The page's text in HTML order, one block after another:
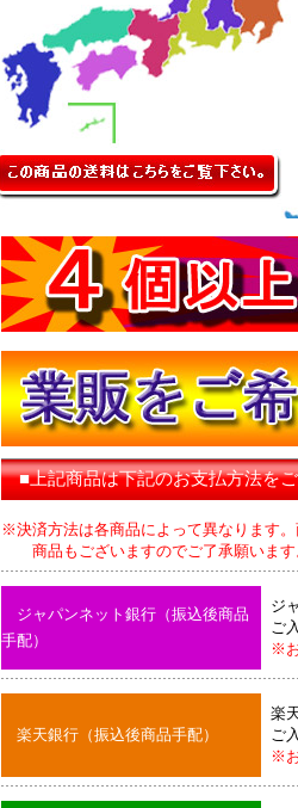
■上記商品は下記のお支払方法を
※決済方法は各商品によって異なります
商品もございますのでご了承願います
ジャパンネット銀行（振込後商品
手配）
ジ
ご
※
楽天銀行（振込後商品手配）
楽
ご
※